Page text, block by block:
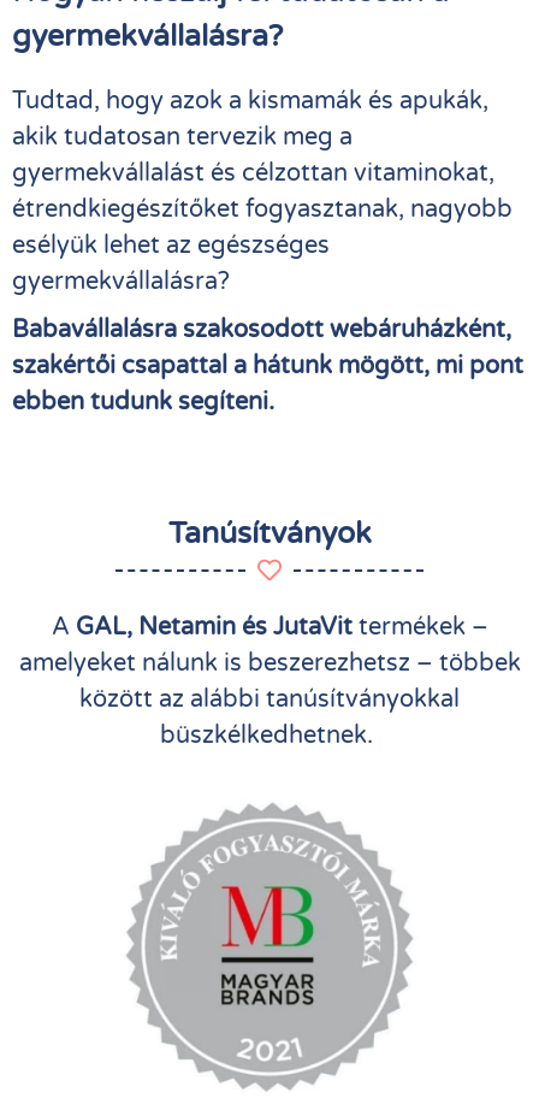
gyermekvállalásra?
Tudtad, hogy azok a kismamák és apukák,
akik tudatosan tervezik meg a
gyermekvállalást és célzottan vitaminokat,
étrendkiegészítőket fogyasztanak, nagyobb
esélyük lehet az egészséges
gyermekvállalásra?
Babavállalásra szakosodott webáruházként,
szakértői csapattal a hátunk mögött, mi pont
ebben tudunk segíteni.
Tanúsítványok
A GAL, Netamin és JutaVittermékek –
amelyeket nálunk is beszerezhetsz – többek
között az alábbi tanúsítványokkal
büszkélkedhetnek.